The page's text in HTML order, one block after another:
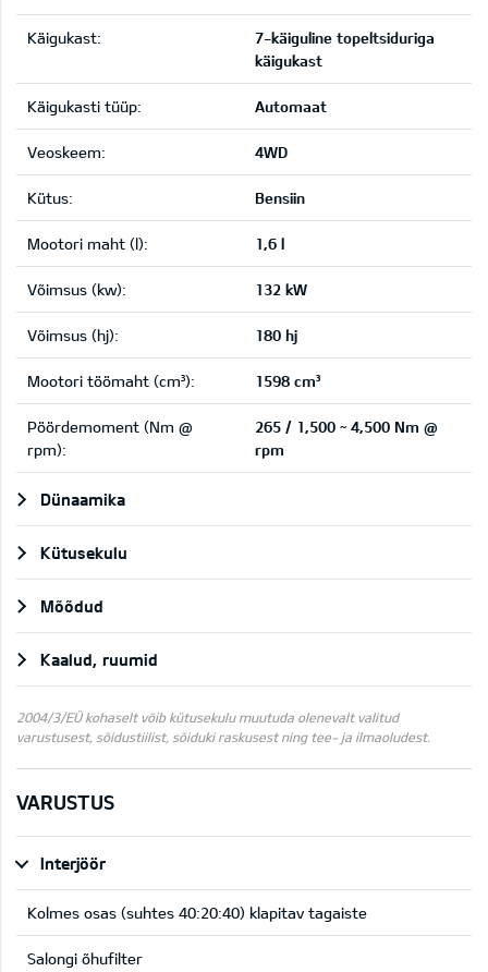
Käigukast:
7-käiguline topeltsiduriga
käigukast
Käigukasti tüüp: Automaat
Veoskeem: 4WD
Kütus: Bensiin
Mootori maht (l): 1,6 l
Võimsus (kw): 132 kW
Võimsus (hj): 180 hj
Mootori töömaht (cm³): 1598 cm³
Pöördemoment (Nm @
rpm):
265 / 1,500 ~ 4,500 Nm @
rpm
Dünaamika
Kütusekulu
Mõõdud
Kaalud, ruumid
2004/3/EÜ kohaselt võib kütusekulu muutuda olenevalt valitud
varustusest, sõidustiilist, sõiduki raskusest ning tee- ja ilmaoludest.
VARUSTUS
Interjöör
Kolmes osas (suhtes 40:20:40) klapitav tagaiste
Salongi õhufilter